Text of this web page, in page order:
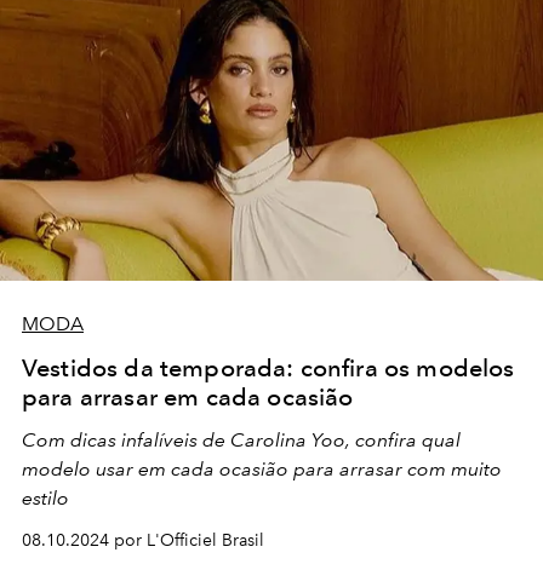
MODA
Vestidos da temporada: confira os modelos
para arrasar em cada ocasião
Com dicas infalíveis de Carolina Yoo, confira qual
modelo usar em cada ocasião para arrasar com muito
estilo
08.10.2024 por L'Officiel Brasil